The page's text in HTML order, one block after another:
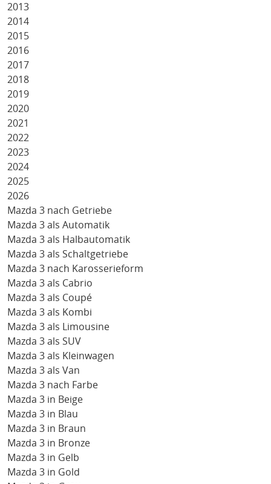
2013
2014
2015
2016
2017
2018
2019
2020
2021
2022
2023
2024
2025
2026
Mazda 3 nach Getriebe
Mazda 3 als Automatik
Mazda 3 als Halbautomatik
Mazda 3 als Schaltgetriebe
Mazda 3 nach Karosserieform
Mazda 3 als Cabrio
Mazda 3 als Coupé
Mazda 3 als Kombi
Mazda 3 als Limousine
Mazda 3 als SUV
Mazda 3 als Kleinwagen
Mazda 3 als Van
Mazda 3 nach Farbe
Mazda 3 in Beige
Mazda 3 in Blau
Mazda 3 in Braun
Mazda 3 in Bronze
Mazda 3 in Gelb
Mazda 3 in Gold